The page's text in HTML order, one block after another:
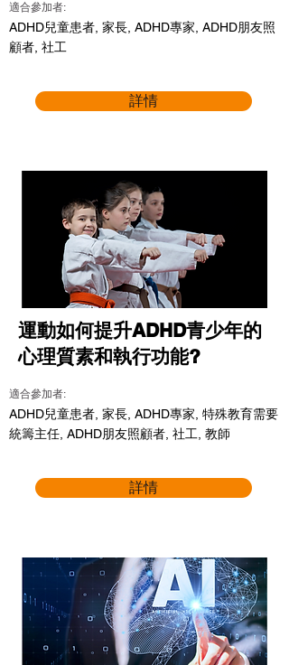
適合參加者:
ADHD兒童患者, 家長, ADHD專家, ADHD朋友照
顧者, 社工
詳情
運動如何提升ADHD青少年的
心理質素和執行功能?
適合參加者:
ADHD兒童患者, 家長, ADHD專家, 特殊教育需要
統籌主任, ADHD朋友照顧者, 社工, 教師
詳情